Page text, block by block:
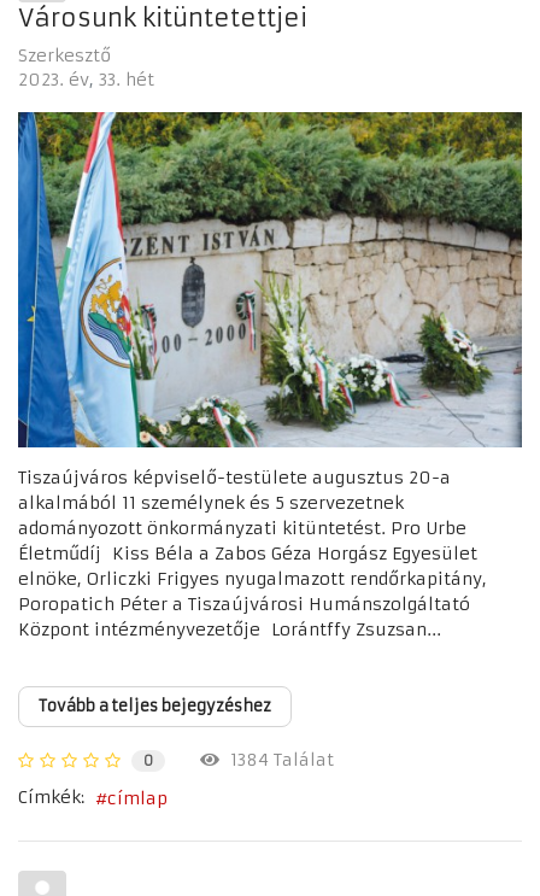
Városunk kitüntetettjei
Szerkesztő
2023. év 33. hét
Tiszaújváros képviselő-testülete augusztus 20-a
alkalmából 11 személynek és 5 szervezetnek
adományozott önkormányzati kitüntetést. Pro Urbe
Életműdíj Kiss Béla a Zabos Géza Horgász Egyesület
elnöke, Orliczki Frigyes nyugalmazott rendőrkapitány,
Poropatich Péter a Tiszaújvárosi Humánszolgáltató
Központ intézményvezetője Lorántffy Zsuzsan...
Tovább a teljes bejegyzéshez
0
1384 Találat
Címkék:
címlap